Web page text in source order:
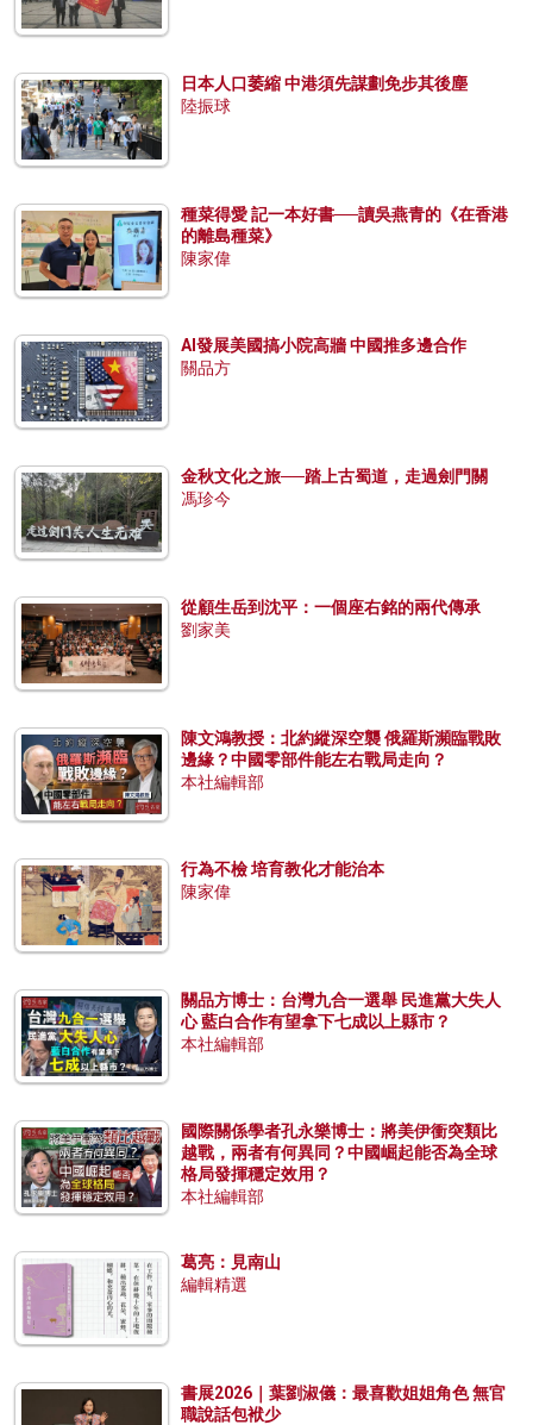
日本人口萎縮 中港須先謀劃免步其後塵
陸振球
種菜得愛 記一本好書──讀吳燕青的《在香港
的離島種菜》
陳家偉
AI發展美國搞小院高牆 中國推多邊合作
關品方
金秋文化之旅──踏上古蜀道，走過劍門關
馮珍今
從顧生岳到沈平：一個座右銘的兩代傳承
劉家美
陳文鴻教授：北約縱深空襲 俄羅斯瀕臨戰敗
邊緣？中國零部件能左右戰局走向？
本社編輯部
行為不檢 培育教化才能治本
陳家偉
關品方博士：台灣九合一選舉 民進黨大失人
心 藍白合作有望拿下七成以上縣市？
本社編輯部
國際關係學者孔永樂博士：將美伊衝突類比
越戰，兩者有何異同？中國崛起能否為全球
格局發揮穩定效用？
本社編輯部
葛亮：見南山
編輯精選
書展2026｜葉劉淑儀：最喜歡姐姐角色 無官
職說話包袱少